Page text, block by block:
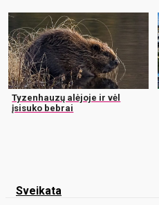
Tyzenhauzų alėjoje ir vėl
įsisuko bebrai
Sveikata